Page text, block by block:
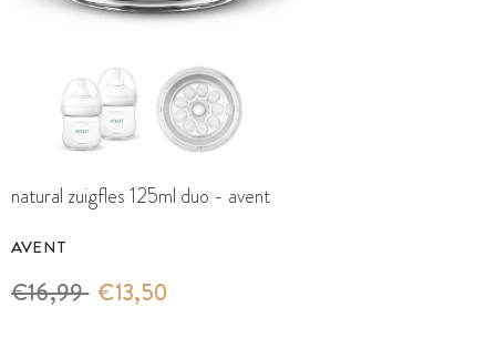
natural zuigfles 125ml duo - avent
AVENT
€16,99 €13,50